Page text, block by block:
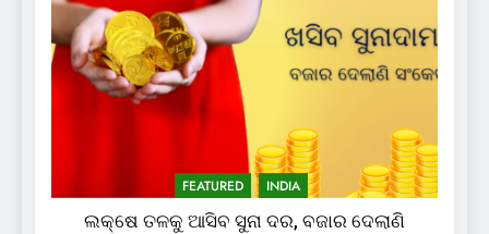
FEATURED INDIA
ଲକ୍ଷେ ତଳକୁ ଆସିବ ସୁନା ଦର, ବଜାର ଦେଲାଣି